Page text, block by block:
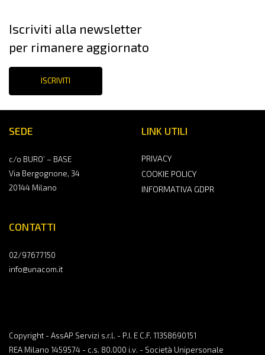
SEDE
c/o BURO’ – BASE
Via Bergognone, 34
20144 Milano
CONTATTI
02/97677150
info@unacom.it
LINK UTILI
PRIVACY
COOKIE POLICY
INFORMATIVA GDPR
Copyright - AssAP Servizi s.r.l. - P.I. E C.F. 11358690151
REA Milano 1459574 - c.s. 80.000 i.v. - Società Unipersonale
Iscriviti alla newsletter
per rimanere aggiornato
ISCRIVITI